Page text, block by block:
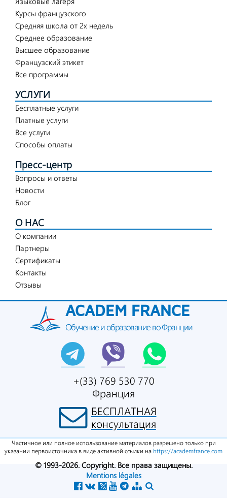
Курсы французского
Средняя школа от 2х недель
Среднее образование
Высшее образование
Французский этикет
Все программы
УСЛУГИ
Бесплатные услуги
Платные услуги
Все услуги
Способы оплаты
Пресс-центр
Вопросы и ответы
Новости
Блог
О НАС
О компании
Партнеры
Сертификаты
Контакты
Отзывы
ACADEM FRANCE
Обучение и образование во Франции
+(33) 769 530 770
Франция
БЕСПЛАТНАЯ
консультация
Частичное или полное использование материалов разрешено только при
указании первоисточника в виде активной ссылки на https://academfrance.com
© 1993-2026. Copyright. Все права защищены.
Mentions légales